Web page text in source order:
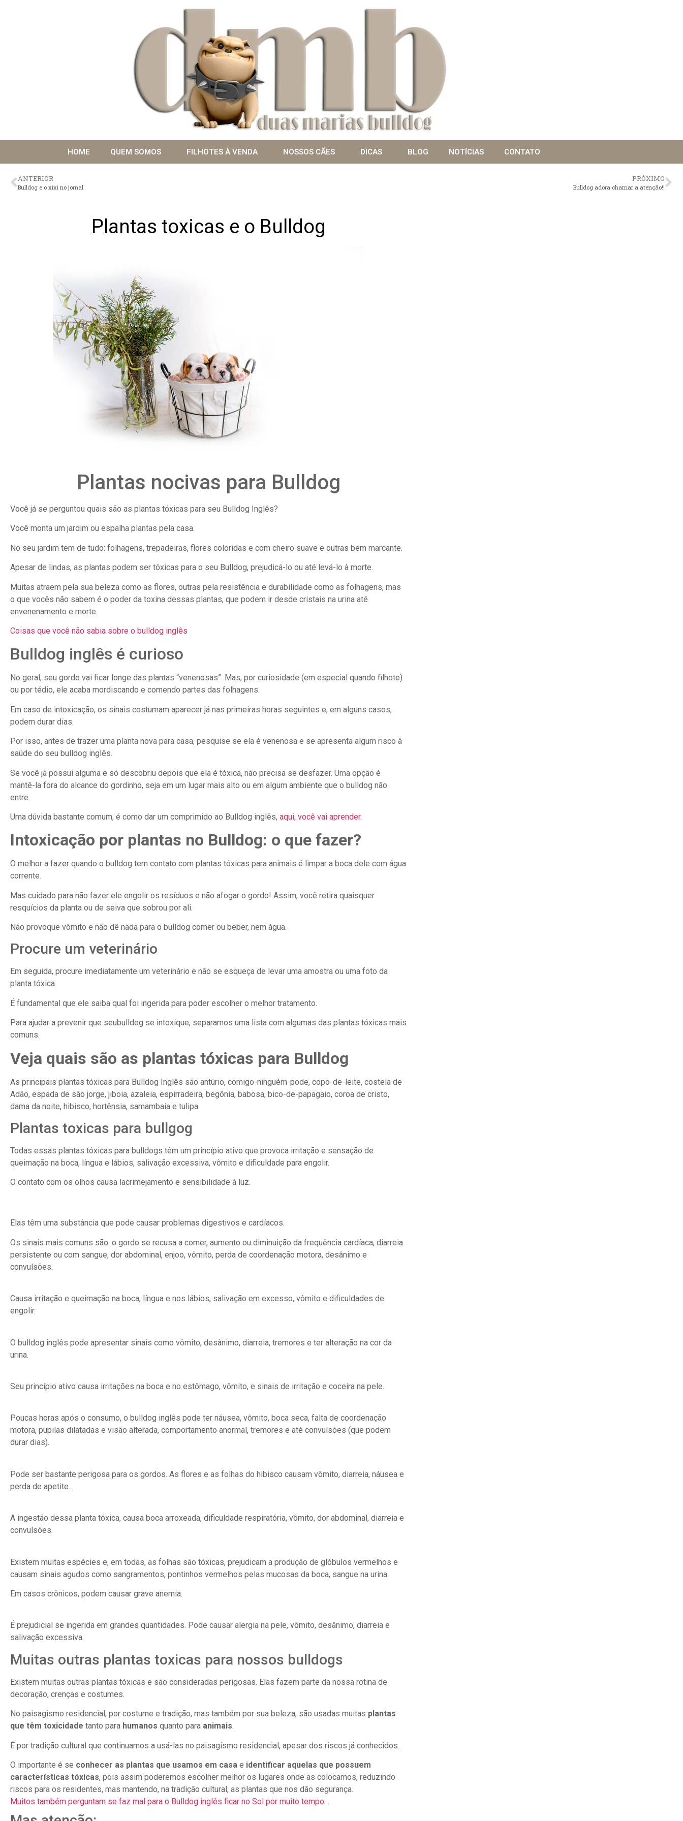
HOME QUEM SOMOS FILHOTES À VENDA NOSSOS CÃES DICAS BLOG NOTÍCIAS CONTATO
ANTERIOR
Bulldog e o xixi no jornal
PRÓXIMO
Bulldog adora chamar a atenção!!
Plantas toxicas e o Bulldog
Plantas nocivas para Bulldog
Você já se perguntou quais são as plantas tóxicas para seu Bulldog Inglês?
Você monta um jardim ou espalha plantas pela casa.
No seu jardim tem de tudo: folhagens, trepadeiras, flores coloridas e com cheiro suave e outras bem marcante.
Apesar de lindas, as plantas podem ser tóxicas para o seu Bulldog, prejudicá-lo ou até levá-lo à morte.
Muitas atraem pela sua beleza como as flores, outras pela resistência e durabilidade como as folhagens, mas
o que vocês não sabem é o poder da toxina dessas plantas, que podem ir desde cristais na urina até
envenenamento e morte.
Coisas que você não sabia sobre o bulldog inglês
Bulldog inglês é curioso
No geral, seu gordo vai ficar longe das plantas “venenosas”. Mas, por curiosidade (em especial quando filhote)
ou por tédio, ele acaba mordiscando e comendo partes das folhagens.
Em caso de intoxicação, os sinais costumam aparecer já nas primeiras horas seguintes e, em alguns casos,
podem durar dias.
Por isso, antes de trazer uma planta nova para casa, pesquise se ela é venenosa e se apresenta algum risco à
saúde do seu bulldog inglês.
Se você já possui alguma e só descobriu depois que ela é tóxica, não precisa se desfazer. Uma opção é
mantê-la fora do alcance do gordinho, seja em um lugar mais alto ou em algum ambiente que o bulldog não
entre.
Uma dúvida bastante comum, é como dar um comprimido ao Bulldog inglês, aqui, você vai aprender.
Intoxicação por plantas no Bulldog: o que fazer?
O melhor a fazer quando o bulldog tem contato com plantas tóxicas para animais é limpar a boca dele com água
corrente.
Mas cuidado para não fazer ele engolir os resíduos e não afogar o gordo! Assim, você retira quaisquer
resquícios da planta ou de seiva que sobrou por ali.
Não provoque vômito e não dê nada para o bulldog comer ou beber, nem água.
Procure um veterinário
Em seguida, procure imediatamente um veterinário e não se esqueça de levar uma amostra ou uma foto da
planta tóxica.
É fundamental que ele saiba qual foi ingerida para poder escolher o melhor tratamento.
Para ajudar a prevenir que seubulldog se intoxique, separamos uma lista com algumas das plantas tóxicas mais
comuns.
Veja quais são as plantas tóxicas para Bulldog
As principais plantas tóxicas para Bulldog Inglês são antúrio, comigo-ninguém-pode, copo-de-leite, costela de
Adão, espada de são jorge, jiboia, azaleia, espirradeira, begônia, babosa, bico-de-papagaio, coroa de cristo,
dama da noite, hibisco, hortênsia, samambaia e tulipa.
Plantas toxicas para bullgog
Todas essas plantas tóxicas para bulldogs têm um princípio ativo que provoca irritação e sensação de
queimação na boca, língua e lábios, salivação excessiva, vômito e dificuldade para engolir.
O contato com os olhos causa lacrimejamento e sensibilidade à luz.
Elas têm uma substância que pode causar problemas digestivos e cardíacos.
Os sinais mais comuns são: o gordo se recusa a comer, aumento ou diminuição da frequência cardíaca, diarreia
persistente ou com sangue, dor abdominal, enjoo, vômito, perda de coordenação motora, desânimo e
convulsões.
Causa irritação e queimação na boca, língua e nos lábios, salivação em excesso, vômito e dificuldades de
engolir.
O bulldog inglês pode apresentar sinais como vômito, desânimo, diarreia, tremores e ter alteração na cor da
urina.
Seu princípio ativo causa irritações na boca e no estômago, vômito, e sinais de irritação e coceira na pele.
Poucas horas após o consumo, o bulldog inglês pode ter náusea, vômito, boca seca, falta de coordenação
motora, pupilas dilatadas e visão alterada, comportamento anormal, tremores e até convulsões (que podem
durar dias).
Pode ser bastante perigosa para os gordos. As flores e as folhas do hibisco causam vômito, diarreia, náusea e
perda de apetite.
A ingestão dessa planta tóxica, causa boca arroxeada, dificuldade respiratória, vômito, dor abdominal, diarreia e
convulsões.
Existem muitas espécies e, em todas, as folhas são tóxicas, prejudicam a produção de glóbulos vermelhos e
causam sinais agudos como sangramentos, pontinhos vermelhos pelas mucosas da boca, sangue na urina.
Em casos crônicos, podem causar grave anemia.
É prejudicial se ingerida em grandes quantidades. Pode causar alergia na pele, vômito, desânimo, diarreia e
salivação excessiva.
Muitas outras plantas toxicas para nossos bulldogs
Existem muitas outras plantas tóxicas e são consideradas perigosas. Elas fazem parte da nossa rotina de
decoração, crenças e costumes.
No paisagismo residencial, por costume e tradição, mas também por sua beleza, são usadas muitas plantas
que têm toxicidade tanto para humanos quanto para animais.
É por tradição cultural que continuamos a usá-las no paisagismo residencial, apesar dos riscos já conhecidos.
O importante é se conhecer as plantas que usamos em casa e identificar aquelas que possuem
características tóxicas, pois assim poderemos escolher melhor os lugares onde as colocamos, reduzindo
riscos para os residentes, mas mantendo, na tradição cultural, as plantas que nos dão segurança.
Muitos também perguntam se faz mal para o Bulldog inglês ficar no Sol por muito tempo…